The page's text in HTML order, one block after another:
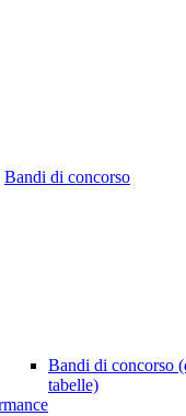
Bandi di concorso
Bandi di concorso
tabelle)